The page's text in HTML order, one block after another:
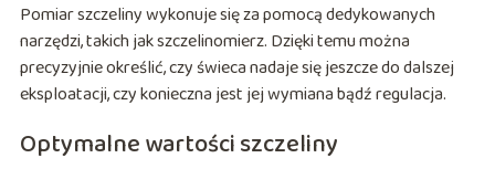
Pomiar szczeliny wykonuje się za pomocą dedykowanych
narzędzi, takich jak szczelinomierz. Dzięki temu można
precyzyjnie określić, czy świeca nadaje się jeszcze do dalszej
eksploatacji, czy konieczna jest jej wymiana bądź regulacja.
Optymalne wartości szczeliny